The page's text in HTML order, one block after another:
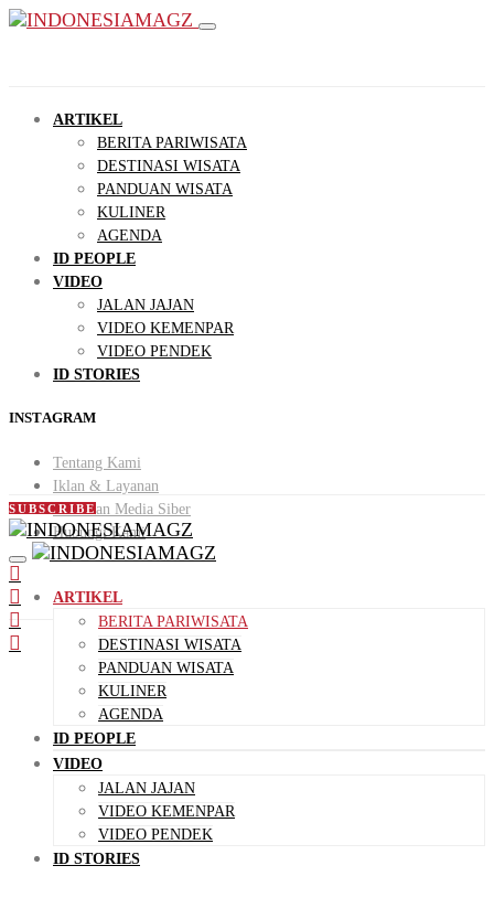
ARTIKEL
BERITA PARIWISATA
DESTINASI WISATA
PANDUAN WISATA
KULINER
AGENDA
ID PEOPLE
VIDEO
JALAN JAJAN
VIDEO KEMENPAR
VIDEO PENDEK
ID STORIES
INSTAGRAM
Tentang Kami
Iklan & Layanan
Pedoman Media Siber
Hubungi Kami
SUBSCRIBE
ARTIKEL
BERITA PARIWISATA
DESTINASI WISATA
PANDUAN WISATA
KULINER
AGENDA
ID PEOPLE
VIDEO
JALAN JAJAN
VIDEO KEMENPAR
VIDEO PENDEK
ID STORIES